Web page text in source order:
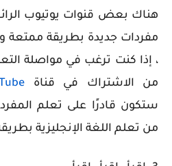
هناك بعض قنوات يوتيوب
مفردات جديدة بطريقة ممتعة
، إذا كنت ترغب في مواصلة
من الاشتراك في قناة
ستكون قادرًا على تعلم
من تعلم اللغة الإنجليزية